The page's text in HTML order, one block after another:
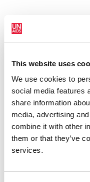
This website uses
We use cookies to
social media features
share information
media, advertising
combine it with other
them or that they’ve
services.
The
Related stories: